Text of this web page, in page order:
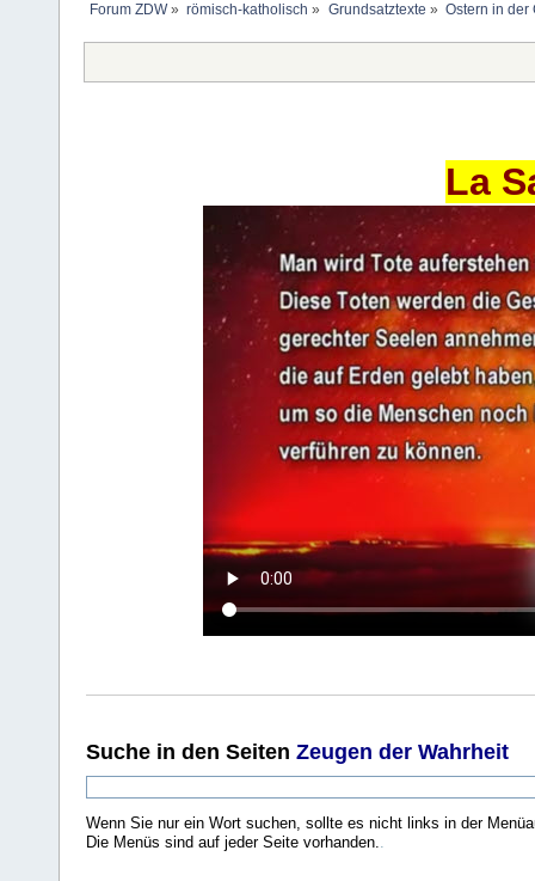
Forum ZDW» römisch-katholisch » Grundsatztexte » Ostern in der
La
Suche in den Seiten Zeugen der Wahrheit
Wenn Sie nur ein Wort suchen, sollte es nicht links in der
Die Menüs sind auf jeder Seite vorhanden..